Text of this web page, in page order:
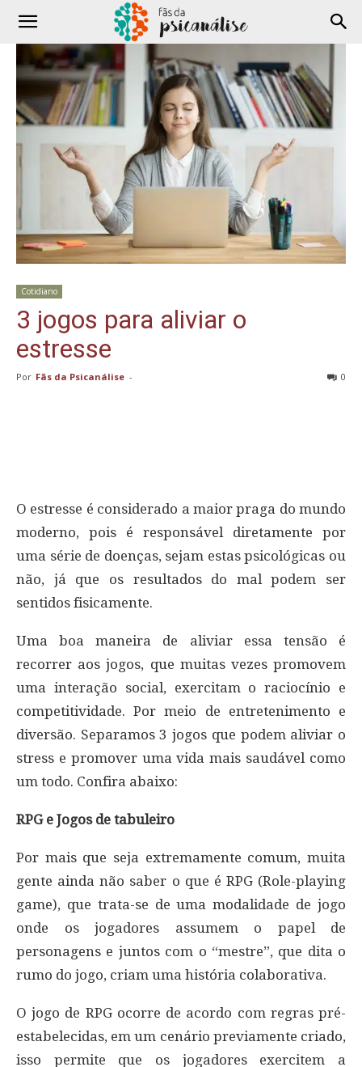
Cotidiano
3 jogos para aliviar o
estresse
Por Fãs da Psicanálise - 0
O estresse é considerado a maior praga do mundo
moderno, pois é responsável diretamente por
uma série de doenças, sejam estas psicológicas ou
não, já que os resultados do mal podem ser
sentidos fisicamente.
Uma boa maneira de aliviar essa tensão é
recorrer aos jogos, que muitas vezes promovem
uma interação social, exercitam o raciocínio e
competitividade. Por meio de entretenimento e
diversão. Separamos 3 jogos que podem aliviar o
stress e promover uma vida mais saudável como
um todo. Confira abaixo:
RPG e Jogos de tabuleiro
Por mais que seja extremamente comum, muita
gente ainda não saber o que é RPG (Role-playing
game), que trata-se de uma modalidade de jogo
onde os jogadores assumem o papel de
personagens e juntos com o “mestre”, que dita o
rumo do jogo, criam uma história colaborativa.
O jogo de RPG ocorre de acordo com regras pré-
estabelecidas, em um cenário previamente criado,
isso permite que os jogadores exercitem a